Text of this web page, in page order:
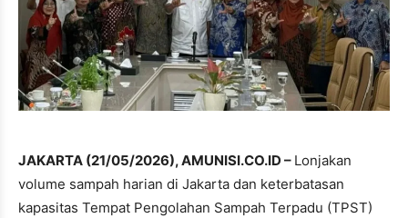
JAKARTA (21/05/2026), AMUNISI.CO.ID – Lonjakan
volume sampah harian di Jakarta dan keterbatasan
kapasitas Tempat Pengolahan Sampah Terpadu (TPST)